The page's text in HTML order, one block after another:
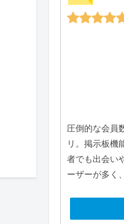
圧倒的な会員
リ。掲示板機
者でも出会い
ーザーが多く